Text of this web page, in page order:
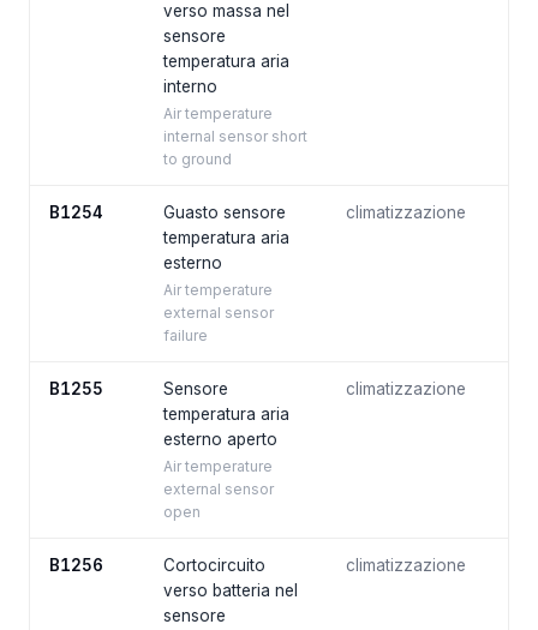
verso massa nel
sensore
temperatura aria
interno
Air temperature
internal sensor short
to ground
B1254
Guasto sensore
temperatura aria
esterno
Air temperature
external sensor
failure
climatizzazione
B1255
Sensore
temperatura aria
esterno aperto
Air temperature
external sensor
open
climatizzazione
B1256
Cortocircuito
verso batteria nel
sensore
climatizzazione